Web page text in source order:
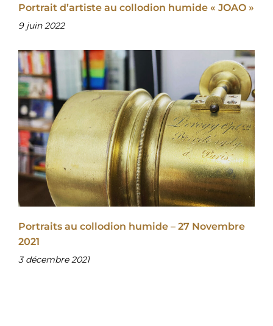
Portrait d’artiste au collodion humide « JOAO »
9 juin 2022
Portraits au collodion humide – 27 Novembre
2021
3 décembre 2021